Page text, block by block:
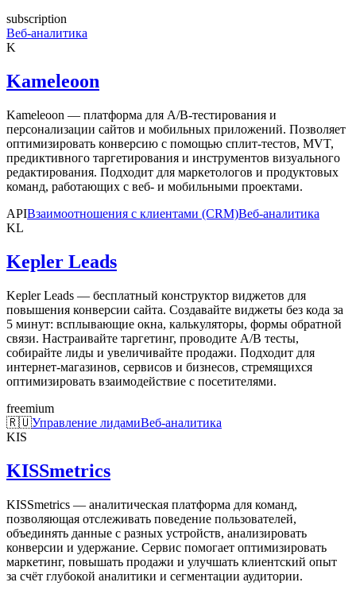
subscription
Веб-аналитика
K
Kameleoon
Kameleoon — платформа для A/B-тестирования и
персонализации сайтов и мобильных приложений. Позволяет
оптимизировать конверсию с помощью сплит-тестов, MVT,
предиктивного таргетирования и инструментов визуального
редактирования. Подходит для маркетологов и продуктовых
команд, работающих с веб- и мобильными проектами.
APIВзаимоотношения с клиентами (CRM)Веб-аналитика
KL
Kepler Leads
Kepler Leads — бесплатный конструктор виджетов для
повышения конверсии сайта. Создавайте виджеты без кода за
5 минут: всплывающие окна, калькуляторы, формы обратной
связи. Настраивайте таргетинг, проводите А/В тесты,
собирайте лиды и увеличивайте продажи. Подходит для
интернет-магазинов, сервисов и бизнесов, стремящихся
оптимизировать взаимодействие с посетителями.
freemium
🇷🇺Управление лидамиВеб-аналитика
KIS
KISSmetrics
KISSmetrics — аналитическая платформа для команд,
позволяющая отслеживать поведение пользователей,
объединять данные с разных устройств, анализировать
конверсии и удержание. Сервис помогает оптимизировать
маркетинг, повышать продажи и улучшать клиентский опыт
за счёт глубокой аналитики и сегментации аудитории.